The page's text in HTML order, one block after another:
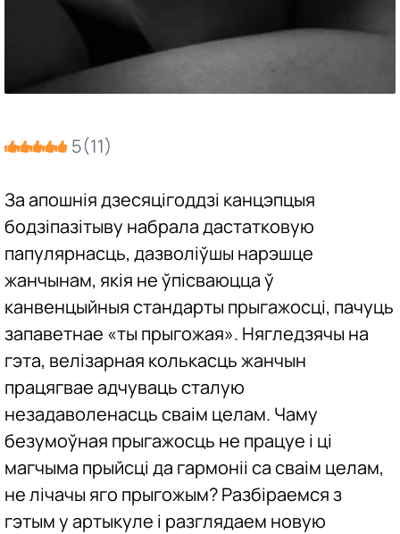
5(11)
За апошнія дзесяцігоддзі канцэпцыя
бодзіпазітыву набрала дастатковую
папулярнасць, дазволіўшы нарэшце
жанчынам, якія не ўпісваюцца ў
канвенцыйныя стандарты прыгажосці, пачуць
запаветнае «ты прыгожая». Нягледзячы на
гэта, велізарная колькасць жанчын
працягвае адчуваць сталую
незадаволенасць сваім целам. Чаму
безумоўная прыгажосць не працуе і ці
магчыма прыйсці да гармоніі са сваім целам,
не лічачы яго прыгожым? Разбіраемся з
гэтым у артыкуле і разглядаем новую